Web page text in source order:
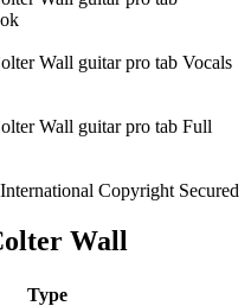
Copyright Secured
Wall
Type